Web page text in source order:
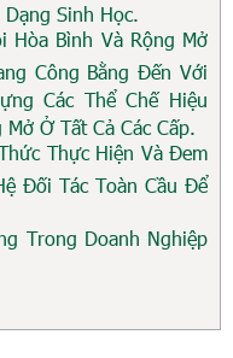
Sinh Học.
Hòa Bình Và Rộng Mở
Công Bằng Đến Với
Các Thể Chế Hiệu
Ở Tất Cả Các Cấp.
Thực Hiện Và Đem
Đối Tác Toàn Cầu Để
Trong Doanh Nghiệp